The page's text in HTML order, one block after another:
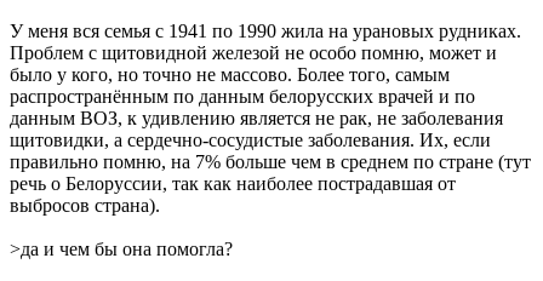
У меня вся семья с 1941 по 1990 жила на урановых рудниках.
Проблем с щитовидной железой не особо помню, может и
было у кого, но точно не массово. Более того, самым
распространённым по данным белорусских врачей и по
данным ВОЗ, к удивлению является не рак, не заболевания
щитовидки, а сердечно-сосудистые заболевания. Их, если
правильно помню, на 7% больше чем в среднем по стране (тут
речь о Белоруссии, так как наиболее пострадавшая от
выбросов страна).
>да и чем бы она помогла?